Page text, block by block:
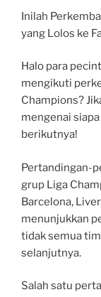
Inilah
yang Lolos ke
Halo para
mengikuti
Champions?
mengenai
berikutnya!
Pertandingan-
grup Liga
Barcelona,
menunjukkan
tidak semua
selanjutnya.
Salah satu